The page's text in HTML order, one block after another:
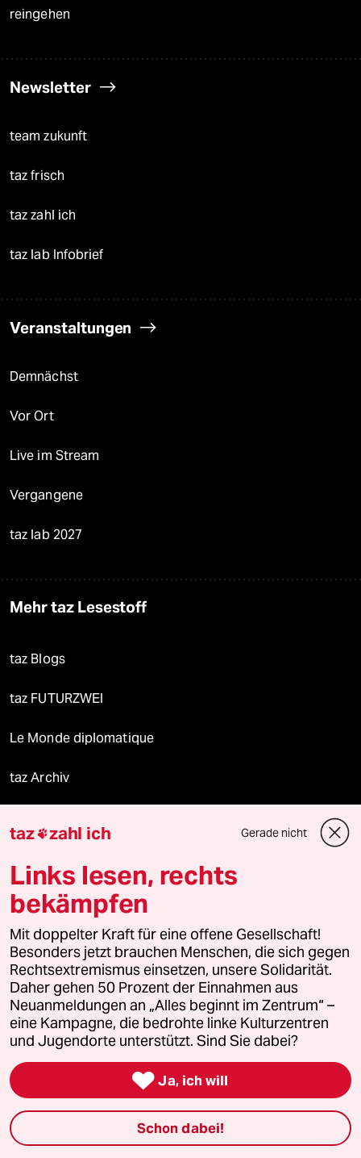
reingehen
Newsletter
team zukunft
taz frisch
taz zahl ich
taz lab Infobrief
Veranstaltungen
Demnächst
Vor Ort
Live im Stream
Vergangene
taz lab 2027
Mehr taz Lesestoff
taz Blogs
taz FUTURZWEI
Le Monde diplomatique
taz Archiv
Reisen
Kantine
Shop
Anzeigen
Fragen & Hilfe
Feedback
taz zahl ich Gerade nicht
Links lesen, rechts
bekämpfen
Mit doppelter Kraft für eine offene Gesellschaft!
Besonders jetzt brauchen Menschen, die sich gegen
Rechtsextremismus einsetzen, unsere Solidarität.
Daher gehen 50 Prozent der Einnahmen aus
Neuanmeldungen an „Alles beginnt im Zentrum“ –
eine Kampagne, die bedrohte linke Kulturzentren
und Jugendorte unterstützt. Sind Sie dabei?
 Ja, ich will
Schon dabei!